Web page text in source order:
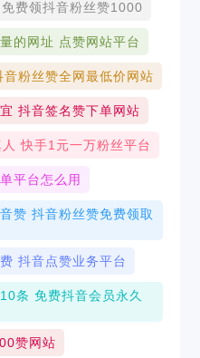
费领抖音粉丝赞1000
的网址 点赞网站平台
粉丝赞全网最低价网站
抖音签名赞下单网站
快手1元一万粉丝平台
平台怎么用
赞 抖音粉丝赞免费领取
抖音点赞业务平台
条 免费抖音会员永久
赞网站